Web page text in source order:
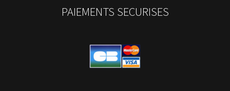
PAIEMENTS SECURISES